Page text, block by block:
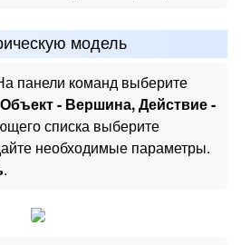
модель
панели команд выберите
- Вершина, Действие -
списка выберите
необходимые параметры.
.